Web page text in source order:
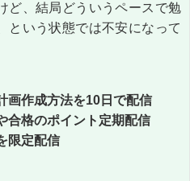
ど、結局どういうペースで勉
という状態では不安になって
画作成方法を10日で配信
合格のポイント定期配信
限定配信